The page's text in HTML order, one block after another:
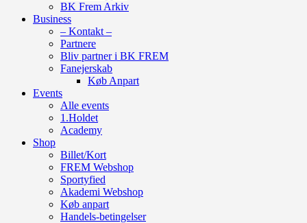
BK Frem Arkiv
Business
– Kontakt –
Partnere
Bliv partner i BK FREM
Fanejerskab
Køb Anpart
Events
Alle events
1.Holdet
Academy
Shop
Billet/Kort
FREM Webshop
Sportyfied
Akademi Webshop
Køb anpart
Handels-betingelser